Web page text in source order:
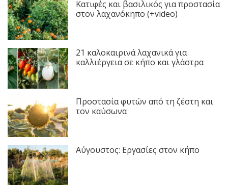
Κατιφές και βασιλικός για προστασία
στον λαχανόκηπο (+video)
21 καλοκαιρινά λαχανικά για
καλλιέργεια σε κήπο και γλάστρα
Προστασία φυτών από τη ζέστη και
τον καύσωνα
Αύγουστος: Εργασίες στον κήπο